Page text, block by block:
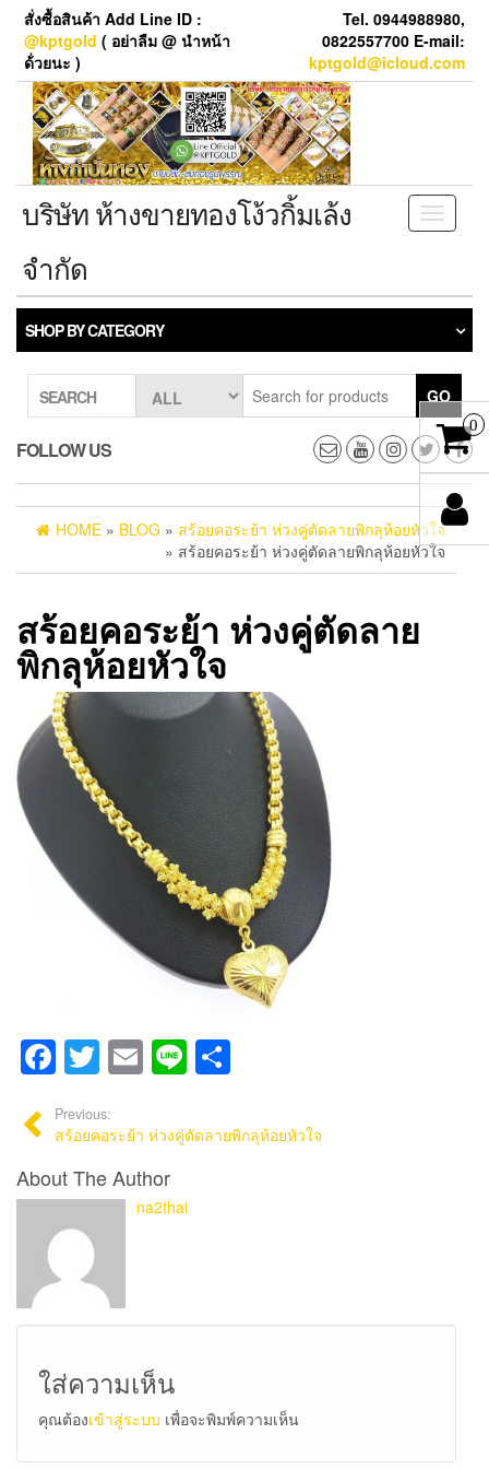
Skip
content
สั่งซื้อสินค้า Add Line ID :
@kptgold ( อย่าลืม @ นำหน้า
ด้่วยนะ )
Tel. 0944988980,
0822557700 E-mail:
kptgold@icloud.com
Toggle
บริษัท ห้างขายทองโง้วกิ้มเล้ง
จำกัด
SHOP BY CATEGORY
SEARCH GO
FOLLOW US
HOME » BLOG » สร้อยคอระย้า ห่วงคู่ตัดลายพิกลุห้อยหัวใจ
» สร้อยคอระย้า ห่วงคู่ตัดลายพิกลุห้อยหัวใจ
สร้อยคอระย้า ห่วงคู่ตัดลาย
พิกลุห้อยหัวใจ
Facebook
Twitter
Email
Line
Previous:
สร้อยคอระย้า ห่วงคู่ตัดลายพิกลุห้อยหัวใจ
About The Author
na2thai
ใส่ความเห็น
คุณต้องเข้าสู่ระบบ เพื่อจะพิมพ์ความเห็น
0